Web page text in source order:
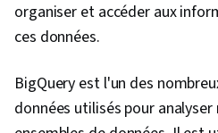
organiser et accéder aux
ces données.
BigQuery est l'un des
données utilisés pour